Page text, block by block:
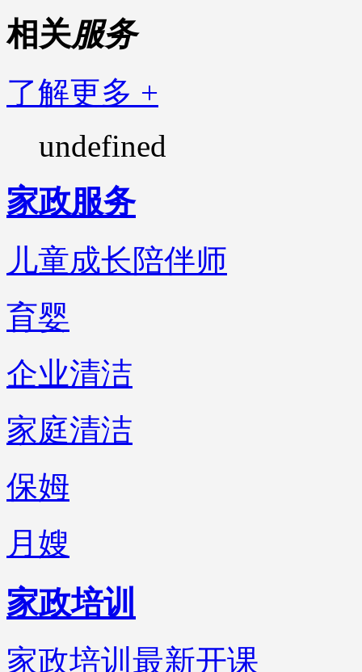
相关服务
了解更多 +
undefined
家政服务
儿童成长陪伴师
育婴
企业清洁
家庭清洁
保姆
月嫂
家政培训
家政培训最新开课